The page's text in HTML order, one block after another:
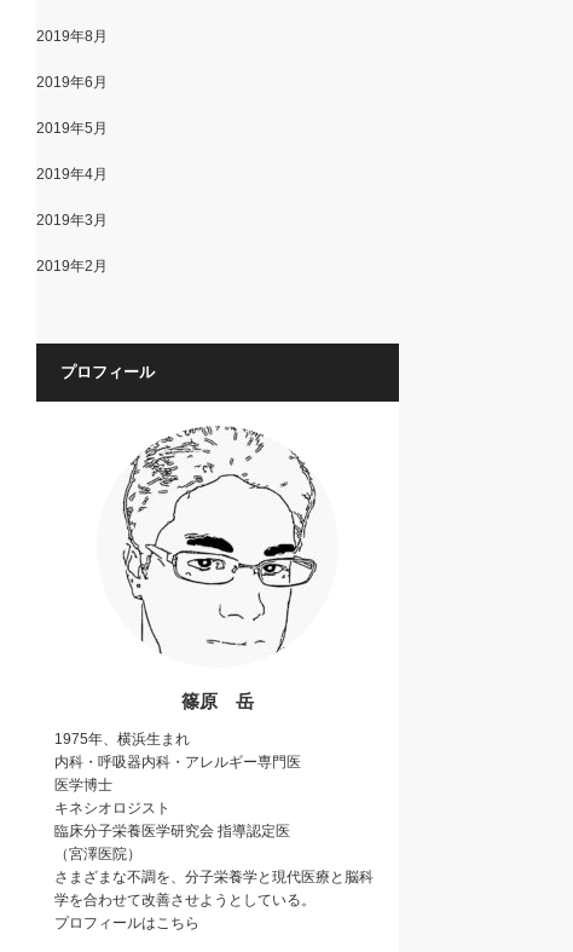
2019年8月
2019年6月
2019年5月
2019年4月
2019年3月
2019年2月
プロフィール
篠原 岳
1975年、横浜生まれ
内科・呼吸器内科・アレルギー専門医
医学博士
キネシオロジスト
臨床分子栄養医学研究会指導認定医
（宮澤医院）
さまざまな不調を、分子栄養学と現代医療と 脳科
学を合わせて改善させようとしている。
プロフィールはこちら